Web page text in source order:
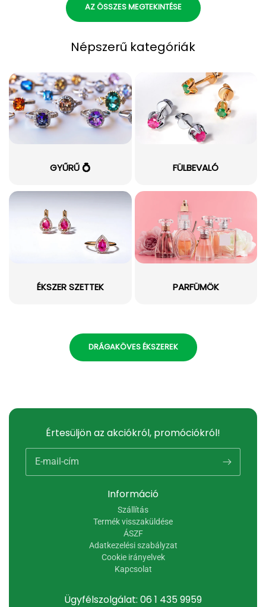
AZ ÖSSZES MEGTEKINTÉSE
Népszerű kategóriák
GYŰRŰ 💍 FÜLBEVALÓ
ÉKSZER SZETTEK PARFÜMÖK
DRÁGAKÖVES ÉKSZEREK
Ügyfélszolgálat: 06 1 435 9959
Információ
Szállítás
Termék visszaküldése
ÁSZF
Adatkezelési szabályzat
Cookie irányelvek
Kapcsolat
Értesüljön az akciókról, promóciókról!
E-mail-cím